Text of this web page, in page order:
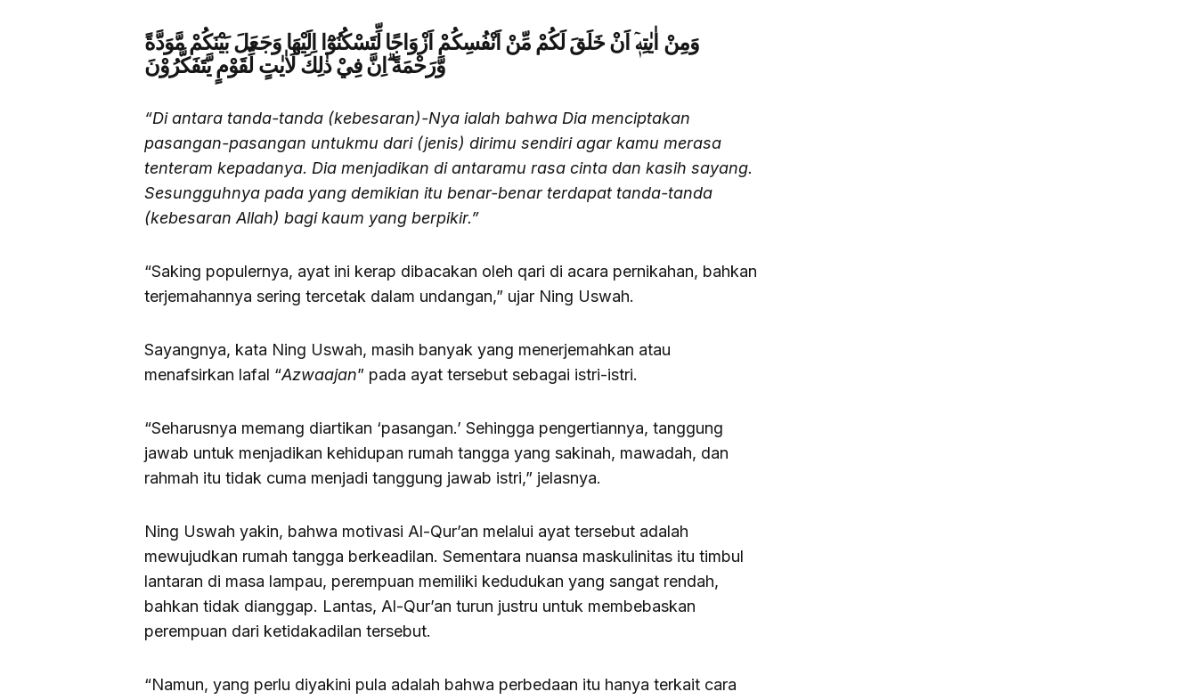
وَمِنْ اٰيٰتِهٖٓ اَنْ خَلَقَ لَكُمْ مِّنْ اَنْفُسِكُمْ اَزْوَاجًا لِّتَسْكُنُوْٓا اِلَيْهَا وَجَعَلَ بَيْنَكُمْ مَّوَدَّةً
وَّرَحْمَةً ۗاِنَّ فِيْ ذٰلِكَ لَاٰيٰتٍ لِّقَوْمٍ يَّتَفَكَّرُوْنَ
“Di antara tanda-tanda (kebesaran)-Nya ialah bahwa Dia menciptakan
pasangan-pasangan untukmu dari (jenis) dirimu sendiri agar kamu merasa
tenteram kepadanya. Dia menjadikan di antaramu rasa cinta dan kasih sayang.
Sesungguhnya pada yang demikian itu benar-benar terdapat tanda-tanda
(kebesaran Allah) bagi kaum yang berpikir.”
“Saking populernya, ayat ini kerap dibacakan oleh qari di acara pernikahan, bahkan
terjemahannya sering tercetak dalam undangan,” ujar Ning Uswah.
Sayangnya, kata Ning Uswah, masih banyak yang menerjemahkan atau
menafsirkan lafal “Azwaajan” pada ayat tersebut sebagai istri-istri.
“Seharusnya memang diartikan ‘pasangan.’ Sehingga pengertiannya, tanggung
jawab untuk menjadikan kehidupan rumah tangga yang sakinah, mawadah, dan
rahmah itu tidak cuma menjadi tanggung jawab istri,” jelasnya.
Ning Uswah yakin, bahwa motivasi Al-Qur’an melalui ayat tersebut adalah
mewujudkan rumah tangga berkeadilan. Sementara nuansa maskulinitas itu timbul
lantaran di masa lampau, perempuan memiliki kedudukan yang sangat rendah,
bahkan tidak dianggap. Lantas, Al-Qur’an turun justru untuk membebaskan
perempuan dari ketidakadilan tersebut.
“Namun, yang perlu diyakini pula adalah bahwa perbedaan itu hanya terkait cara